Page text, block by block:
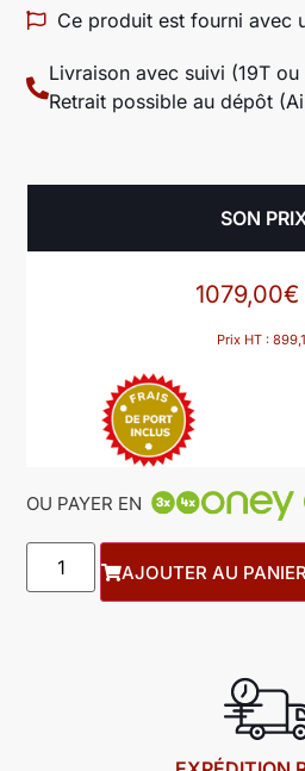
Ce produit est fourni avec
Livraison avec suivi (19T
Retrait possible au dépôt
SON
1079,00€
Prix HT :
OU PAYER EN
AJOUTER AU PANIER